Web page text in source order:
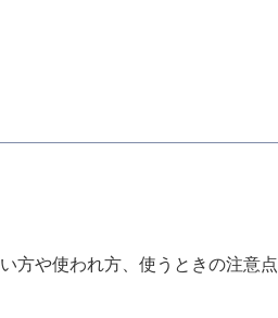
方や使われ方、使うときの注意点